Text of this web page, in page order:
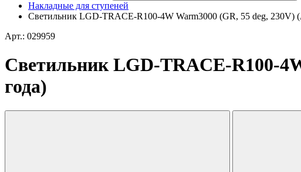
Накладные для ступеней
Светильник LGD-TRACE-R100-4W Warm3000 (GR, 55 deg, 230V)
Арт.: 029959
Светильник LGD-TRACE-R100-
года)